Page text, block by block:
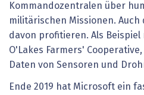
Kommandozentralen über
militärischen Missionen.
davon profitieren. Als
O'Lakes Farmers'
Daten von Sensoren und
Ende 2019 hat Microsoft ein